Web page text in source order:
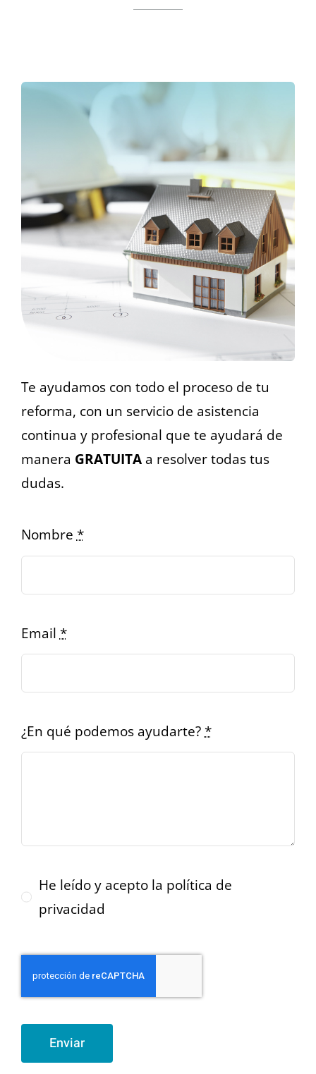
Te ayudamos con todo el proceso de tu
reforma, con un servicio de asistencia
continua y profesional que te ayudará de
manera GRATUITAa resolver todas tus
dudas.
Nombre *
Email *
¿En qué podemos ayudarte? *
He leído y acepto la política de
privacidad
Enviar